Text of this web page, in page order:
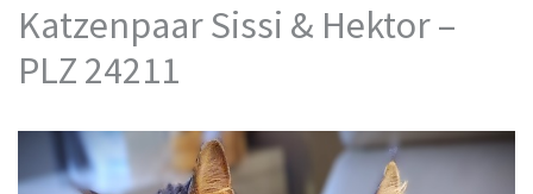
Katzenpaar Sissi & Hektor –
PLZ 24211